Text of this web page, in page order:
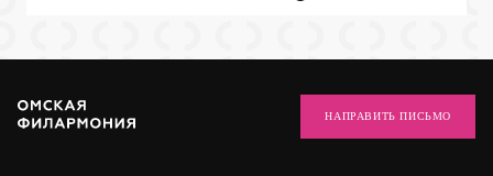
НАПРАВИТЬ ПИСЬМО